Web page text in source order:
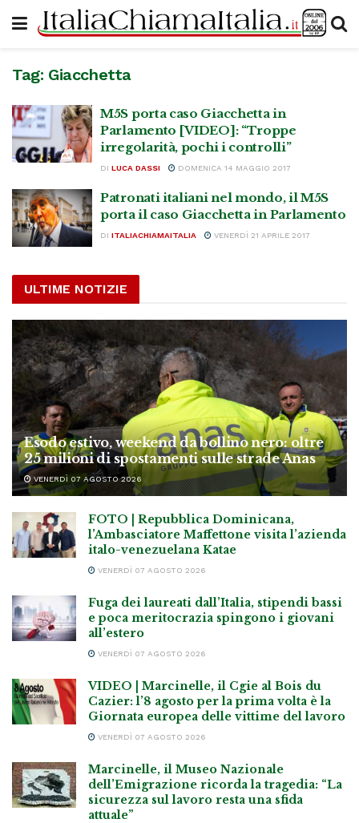
Tag: Giacchetta
M5S porta caso Giacchetta in
Parlamento [VIDEO]: “Troppe
irregolarità, pochi i controlli”
DI LUCA DASSI DOMENICA 14 MAGGIO 2017
Patronati italiani nel mondo, il M5S
porta il caso Giacchetta in Parlamento
DI ITALIACHIAMAITALIA VENERDÌ 21 APRILE 2017
ULTIME NOTIZIE
Esodo estivo, weekend da bollino nero: oltre
25 milioni di spostamenti sulle strade Anas
VENERDÌ 07 AGOSTO 2026
FOTO | Repubblica Dominicana,
l’Ambasciatore Maffettone visita l’azienda
italo-venezuelana Katae
VENERDÌ 07 AGOSTO 2026
Fuga dei laureati dall’Italia, stipendi bassi
e poca meritocrazia spingono i giovani
all’estero
VENERDÌ 07 AGOSTO 2026
VIDEO | Marcinelle, il Cgie al Bois du
Cazier: l’8 agosto per la prima volta è la
Giornata europea delle vittime del lavoro
VENERDÌ 07 AGOSTO 2026
Marcinelle, il Museo Nazionale
dell’Emigrazione ricorda la tragedia: “La
sicurezza sul lavoro resta una sfida
attuale”